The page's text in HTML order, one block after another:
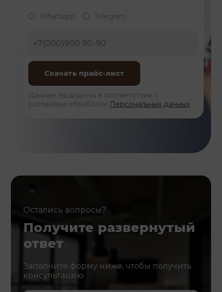
Whatsapp Telegram
Данные защищены в соответствии с
условиями обработки Персональных данных
Остались вопросы?
Получите развернутый
ответ
Заполните форму ниже, чтобы получить
консультацию